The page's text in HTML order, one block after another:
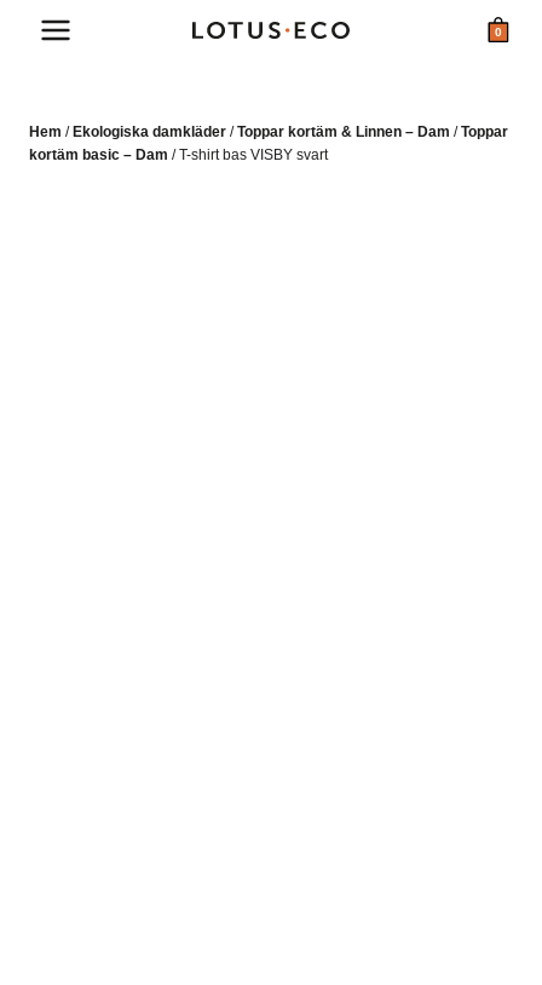
0
Hem / Ekologiska damkläder /Toppar kortäm & Linnen – Dam /Toppar
kortäm basic – Dam /T-shirt bas VISBY svart